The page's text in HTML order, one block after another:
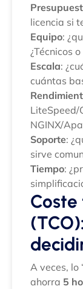
licencia si
Equipo:
¿Técnicos
Escala:
cuántas
LiteSpeed/
NGINX/
Soporte:
sirve
Tiempo:
A veces, lo
ahorra 5